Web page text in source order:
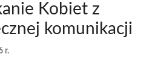
Kobiet z
komunikacji
r.